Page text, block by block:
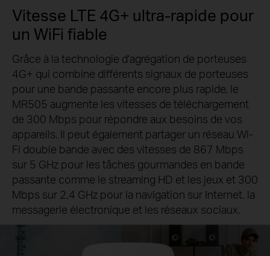
Vitesse LTE 4G+ ultra-rapide pour
un WiFi fiable
Grâce à la technologie d'agrégation de porteuses
4G+ qui combine différents signaux de porteuses
pour une bande passante encore plus rapide, le
MR505 augmente les vitesses de téléchargement
de 300 Mbps pour répondre aux besoins de vos
appareils. Il peut également partager un réseau Wi-
Fi double bande avec des vitesses de 867 Mbps
sur 5 GHz pour les tâches gourmandes en bande
passante comme le streaming HD et les jeux et 300
Mbps sur 2,4 GHz pour la navigation sur Internet, la
messagerie électronique et les réseaux sociaux.